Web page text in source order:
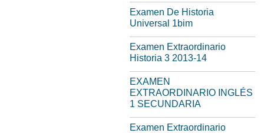
Examen De Historia
Universal 1bim
Examen Extraordinario
Historia 3 2013-14
EXAMEN
EXTRAORDINARIO INGLÉS
1 SECUNDARIA
Examen Extraordinario